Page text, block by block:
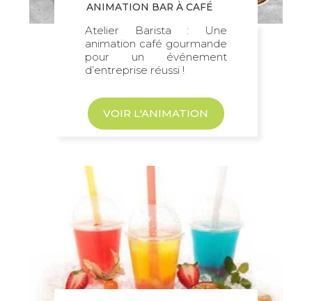
ANIMATION BAR À CAFÉ
Atelier Barista : Une
animation café gourmande
pour un événement
d’entreprise réussi !
VOIR L'ANIMATION